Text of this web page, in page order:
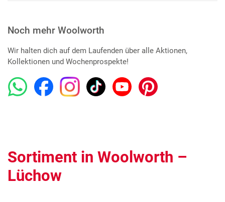
Noch mehr Woolworth
Wir halten dich auf dem Laufenden über alle Aktionen,
Kollektionen und Wochenprospekte!
Sortiment in Woolworth –
Lüchow